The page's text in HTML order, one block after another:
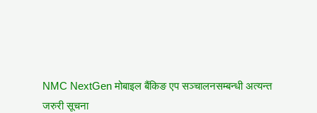
NMC NextGen मोबाइल बैंकिङ एप सञ्चालनसम्बन्धी अत्यन्त
जरुरी सूचना